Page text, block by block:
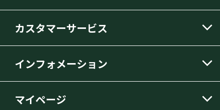
カスタマーサービス
インフォメーション
マイページ